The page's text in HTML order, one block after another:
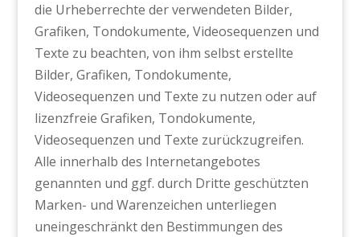
die Urheberrechte der verwendeten Bilder,
Grafiken, Tondokumente, Videosequenzen und
Texte zu beachten, von ihm selbst erstellte
Bilder, Grafiken, Tondokumente,
Videosequenzen und Texte zu nutzen oder auf
lizenzfreie Grafiken, Tondokumente,
Videosequenzen und Texte zurückzugreifen.
Alle innerhalb des Internetangebotes
genannten und ggf. durch Dritte geschützten
Marken- und Warenzeichen unterliegen
uneingeschränkt den Bestimmungen des